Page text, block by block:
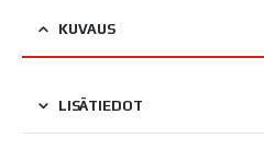
KUVAUS
LISÄTIEDOT